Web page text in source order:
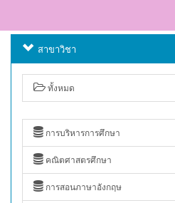
สาขาวิชา
ทั้งหมด
การบริหารการศึกษา
คณิตศาสตรศึกษา
การสอนภาษาอังกฤษ